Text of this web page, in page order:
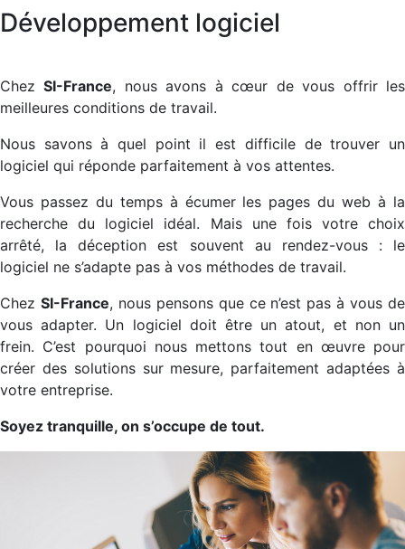
Développement logiciel
ChezSI-France, nous avons à cœur de vous offrir les
meilleures conditions de travail.
Nous savons à quel point il est difficile de trouver un
logiciel qui réponde parfaitement à vos attentes.
Vous passez du temps à écumer les pages du web à la
recherche du logiciel idéal. Mais une fois votre choix
arrêté, la déception est souvent au rendez-vous : le
logiciel ne s’adapte pas à vos méthodes de travail.
Chez SI-France, nous pensons que ce n’est pas à vous de
vous adapter. Un logiciel doit être un atout, et non un
frein. C’est pourquoi nous mettons tout en œuvre pour
créer des solutions sur mesure, parfaitement adaptées à
votre entreprise.
Soyez tranquille, on s’occupe de tout.